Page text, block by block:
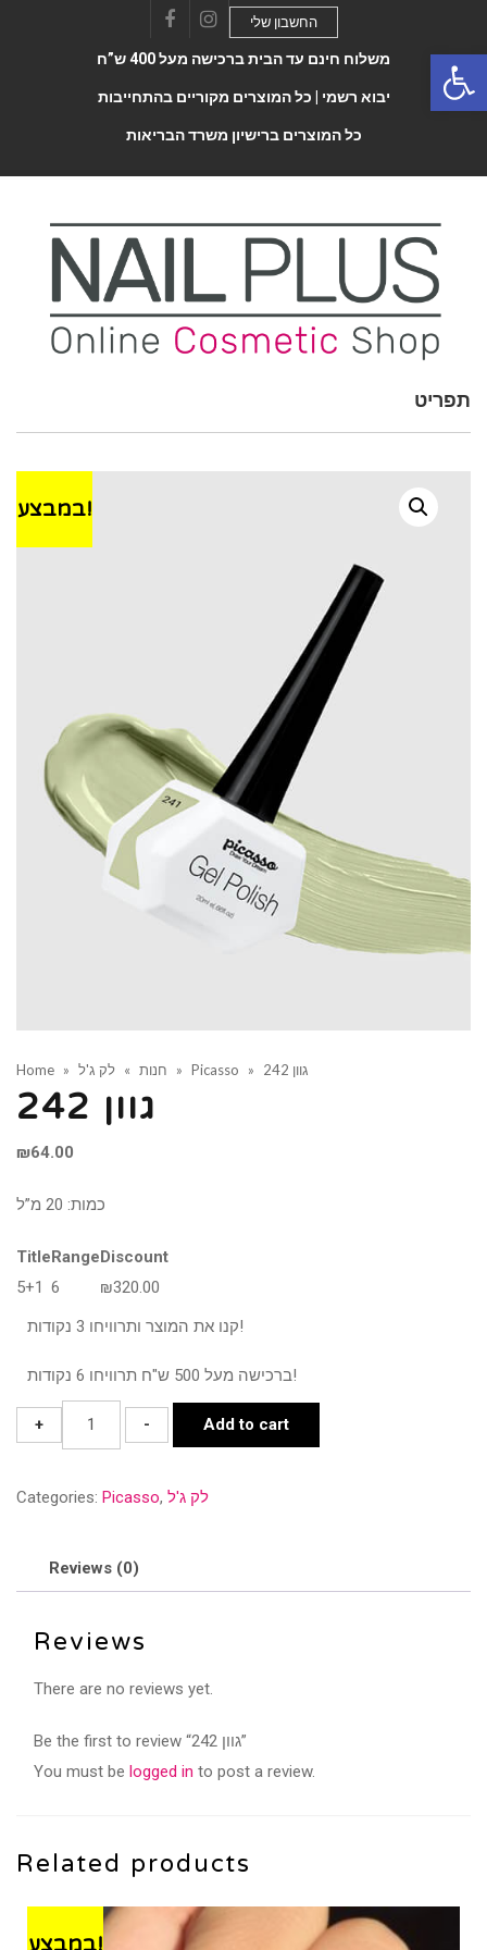
FacebookInstagram
החשבון שלי
משלוח חינם עד הבית ברכישה מעל 400 ש”ח
יבוא רשמי | כל המוצרים מקוריים בהתחייבות
כל המוצרים ברישיון משרד הבריאות
Toggle
תפריט
במבצע!
Home » חנות » לק ג'ל » Picasso » גוון 242
גוון 242
₪64.00
כמות: 20 מ”ל
TitleRangeDiscount
5+1 6 ₪320.00
קנו את המוצר ותרוויחו 3 נקודות!
ברכישה מעל 500 ש"ח תרוויחו 6 נקודות!
+
242
- Add to cart
Categories: Picasso, לק ג'ל
Reviews (0)
Reviews
There are no reviews yet.
Be the first to review “גוון 242”
You must be logged in to post a review.
Related products
במבצע!